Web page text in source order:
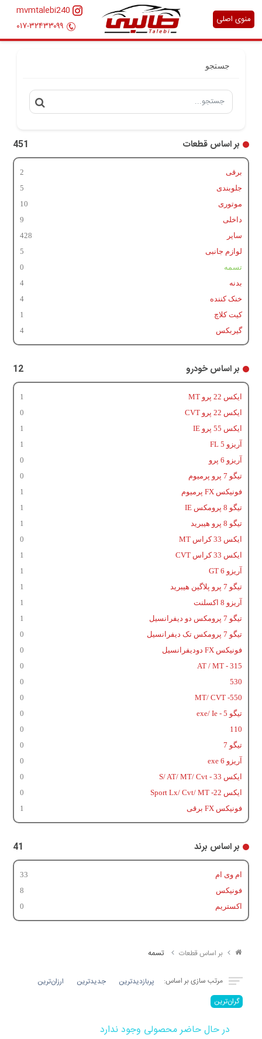
mvmtalebi240
۰۱۷-۳۲۴۳۳۰۹۹
منوی اصلی
جستجو
بر اساس قطعات 451
برقی
2
جلوبندی
5
موتوری
10
داخلی
9
سایر
428
لوازم جانبی
5
تسمه
0
بدنه
4
خنک کننده
4
کیت کلاچ
1
گیربکس
4
بر اساس خودرو 12
ایکس 22 پرو MT
1
ایکس 22 پرو CVT
0
ایکس 55 پرو IE
1
آریزو 5 FL
1
آریزو 6 پرو
0
تیگو 7 پرو پرمیوم
0
فونیکس FX پرمیوم
1
تیگو 8 پرومکس IE
1
تیگو 8 پرو هیبرید
1
ایکس 33 کراس MT
0
ایکس 33 کراس CVT
1
آریزو 6 GT
1
تیگو 7 پرو پلاگین هیبرید
1
آریزو 8 اکسلنت
1
تیگو 7 پرومکس دو دیفرانسیل
1
تیگو 7 پرومکس تک دیفرانسیل
0
فونیکس FX دودیفرانسیل
0
315 - AT / MT
0
530
0
550- MT/ CVT
0
تیگو 5 - exe/ Ie
0
110
0
تیگو 7
0
آریزو 6 exe
0
ایکس 33 - S/ AT/ MT/ Cvt
0
ایکس 22- Sport Lx/ Cvt/ MT
0
فونیکس FX برقی
1
بر اساس برند 41
ام وی ام
33
فونیکس
8
اکستریم
0
بر اساس قطعات تسمه
مرتب سازی بر اساس: پربازدیدترین جدیدترین
ارزان‌ترین
گران‌ترین
در حال حاضر محصولی وجود ندارد